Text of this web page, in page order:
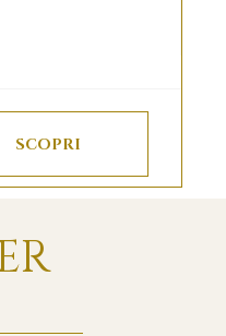
SCOPRI